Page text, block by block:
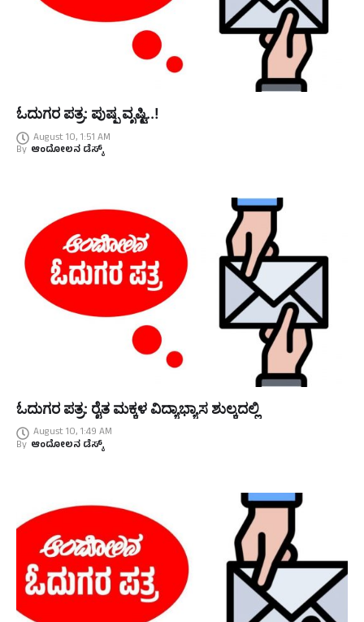
ಓದುಗರ ಪತ್ರ: ಪುಷ್ಪ ವೃಷ್ಟಿ..!
August 10, 1:51 AM
By ಆಂದೋಲನ ಡೆಸ್ಕ್
ಓದುಗರ ಪತ್ರ: ರೈತ ಮಕ್ಕಳ ವಿದ್ಯಾಭ್ಯಾಸ ಶುಲ್ಕದಲ್ಲಿ
August 10, 1:49 AM
By ಆಂದೋಲನ ಡೆಸ್ಕ್